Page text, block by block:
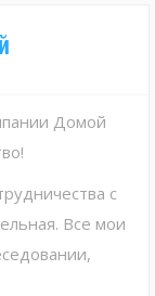
Домой
с
Все мои